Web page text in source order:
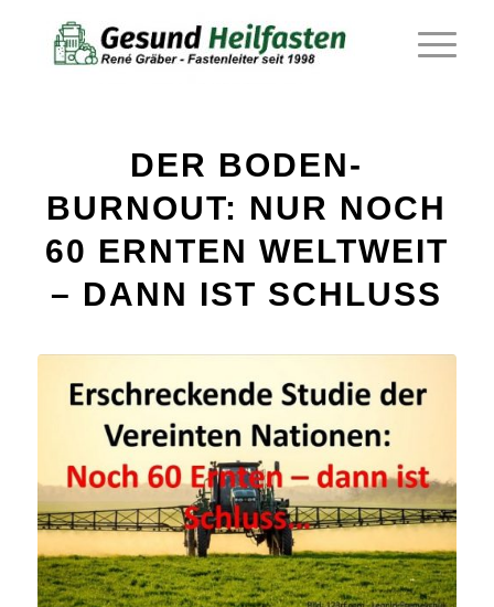
DER BODEN-
BURNOUT: NUR NOCH
60 ERNTEN WELTWEIT
– DANN IST SCHLUSS